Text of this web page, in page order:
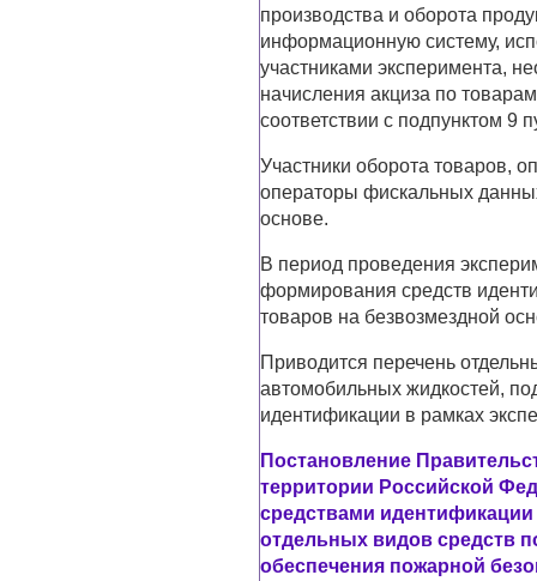
производства и оборота
информационную систему,
участниками эксперимента,
начисления акциза по
соответствии с подпунктом 9
Участники оборота товаров,
операторы фискальных
основе.
В период проведения
формирования средств
товаров на безвозмездной
Приводится перечень
автомобильных жидкостей,
идентификации в рамках
Постановление
территории Российской
средствами
отдельных видов средств
обеспечения пожарной